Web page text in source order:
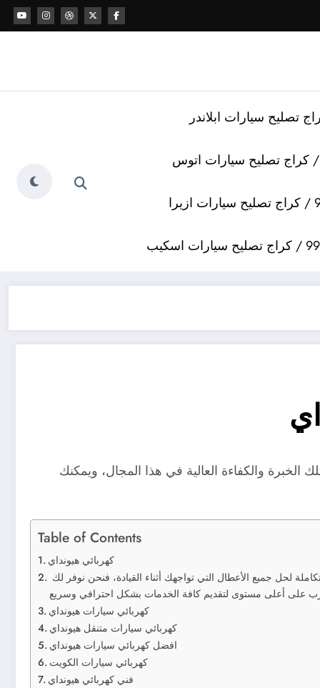
والكفاءة العالية في هذا المجال، ويمكنك
Table of Contents
كهربائي هيونداي
كهربائي سيارات هيونداي
كهربائي سيارات متنقل هيونداي
افضل كهربائي سيارات هيونداي
كهربائي سيارات الكويت
فني كهربائي هيونداي